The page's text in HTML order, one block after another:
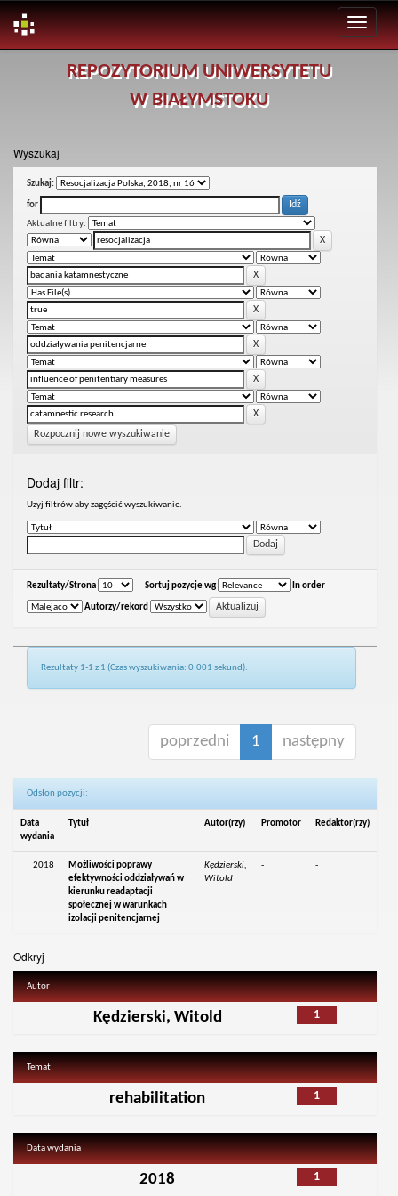
REPOZYTORIUM UNIWERSYTETU
W BIAŁYMSTOKU
Wyszukaj
Szukaj:
for
Aktualne filtry:
Rozpocznij nowe wyszukiwanie
Dodaj filtr:
Uzyj filtrów aby zagęścić wyszukiwanie.
Rezultaty/Strona Sortuj pozycje wg In order
Autorzy/rekord
Rezultaty 1-1 z 1 (Czas wyszukiwania: 0.001 sekund).
poprzedni 1 następny
Odsłon pozycji:
Data
wydania
Tytuł Autor(rzy) Promotor Redaktor(rzy)
2018
Możliwości poprawy
efektywności oddziaływań w
kierunku readaptacji
społecznej w warunkach
izolacji penitencjarnej
Kędzierski,
Witold
- -
Odkryj
Autor
1
Kędzierski, Witold
Temat
1
rehabilitation
Data wydania
1
2018